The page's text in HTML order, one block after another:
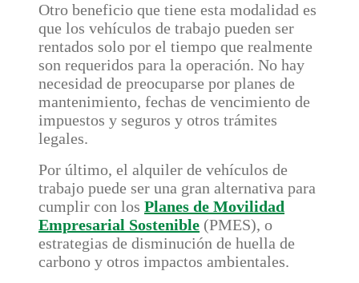
Otro beneficio que tiene esta modalidad es
que los vehículos de trabajo pueden ser
rentados solo por el tiempo que realmente
son requeridos para la operación. No hay
necesidad de preocuparse por planes de
mantenimiento, fechas de vencimiento de
impuestos y seguros y otros trámites
legales.
Por último, el alquiler de vehículos de
trabajo puede ser una gran alternativa para
cumplir con los Planes de Movilidad
Empresarial Sostenible (PMES), o
estrategias de disminución de huella de
carbono y otros impactos ambientales.